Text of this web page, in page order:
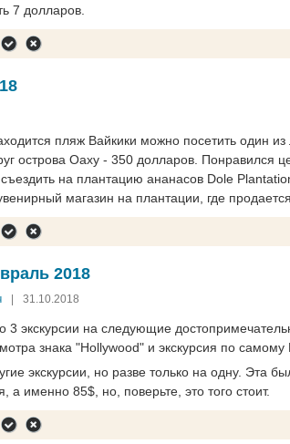
7 долларов.
пляж Вайкики можно посетить один
острова Оаху - 350 долларов. Понравился
на плантацию ананасов Dole
магазин на плантации, где
2018
31.10.2018
3 экскурсии на следующие
знака "Hollywood" и экскурсия по
экскурсии, но разве только на одну. Эта
а именно 85$, но, поверьте, это того стоит.